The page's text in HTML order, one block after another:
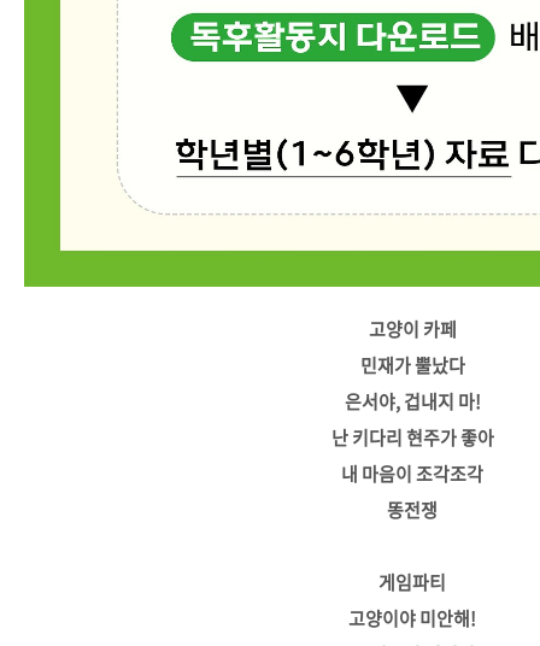
고양이 카페
민재가 뿔났다
은서야, 겁내지 마!
난 키다리 현주가 좋아
내 마음이 조각조각
똥전쟁
게임파티
고양이야 미안해!